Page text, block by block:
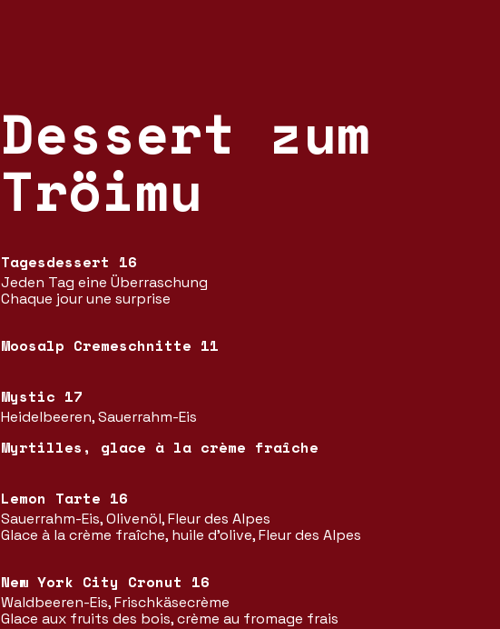
Dessert zum
Tröimu
Tagesdessert 16
Jeden Tag eine Überraschung
Chaque jour une surprise
Moosalp Cremeschnitte 11
Mystic 17
Heidelbeeren, Sauerrahm-Eis
Myrtilles, glace à la crème fraîche
Lemon Tarte 16
Sauerrahm-Eis, Olivenöl, Fleur des Alpes
Glace à la crème fraîche, huile d’olive, Fleur des Alpes
New York City Cronut 16
Waldbeeren-Eis, Frischkäsecrème
Glace aux fruits des bois, crème au fromage frais